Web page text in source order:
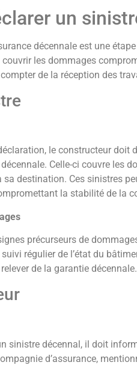
un
décennale est une
les dommages
de la réception des
le constructeur doit
Celle-ci couvre les
sa destination. Ces sinistres
la stabilité de la
précurseurs de
régulier de l’état du
de la garantie décennale.
sinistre décennal, il doit
d’assurance,